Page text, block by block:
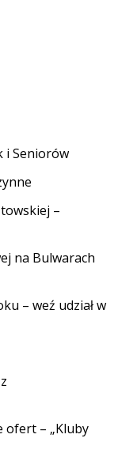
i Seniorów
–
na Bulwarach
– weź udział w
ofert – „Kluby